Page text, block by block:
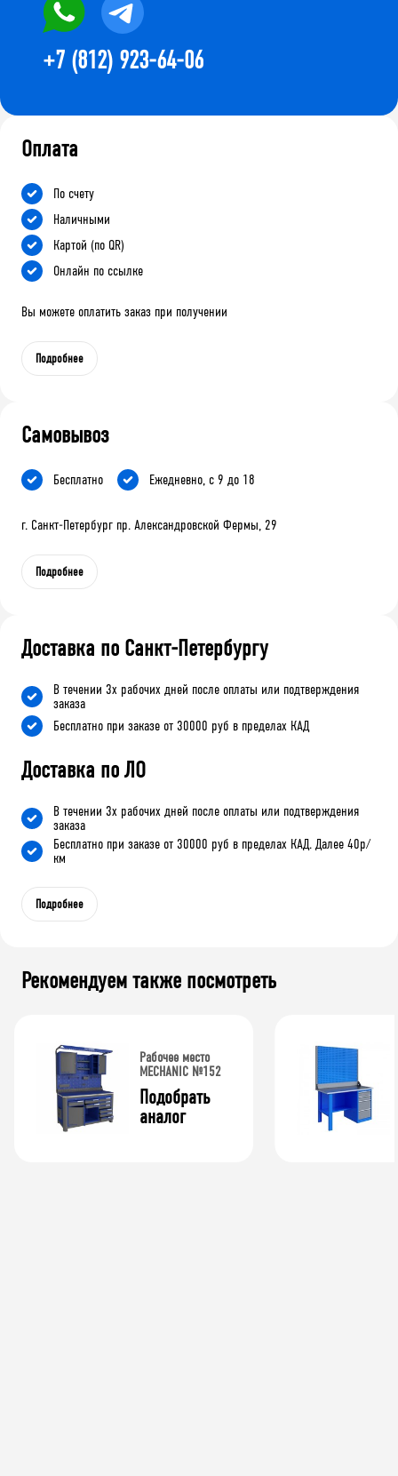
+7 (812) 923-64-06
Оплата
По счету
Наличными
Картой (по QR)
Онлайн по ссылке
Вы можете оплатить заказ при получении
Подробнее
Самовывоз
Бесплатно Ежедневно, с 9 до 18
г. Санкт-Петербург пр. Александровской Фермы, 29
Подробнее
Доставка по Санкт-Петербургу
В течении 3х рабочих дней после оплаты или подтверждения
заказа
Бесплатно при заказе от 30000 руб в пределах КАД
Доставка по ЛО
В течении 3х рабочих дней после оплаты или подтверждения
заказа
Бесплатно при заказе от 30000 руб в пределах КАД. Далее 40р/
км
Подробнее
Рекомендуем также посмотреть
Рабочее место
MECHANIC №152
Подобрать
аналог